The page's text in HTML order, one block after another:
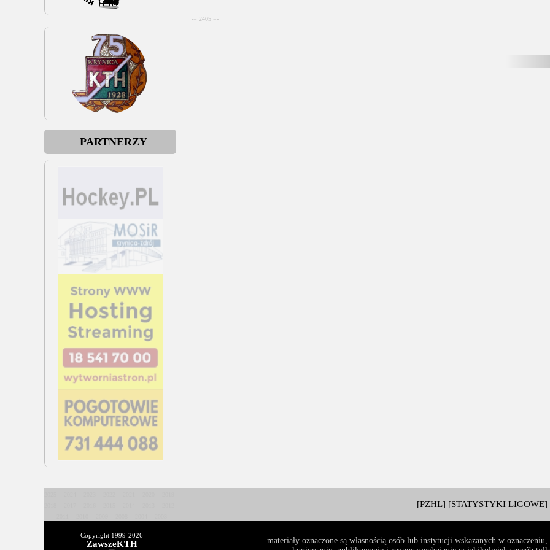
PARTNERZY
-= 2405 =-
[PZHL] [STATYSTYKI LIGOWE]
Copyright 1999-2026
ZawszeKTH
materiały oznaczone są własnością osób lub instytucji wskazanych w